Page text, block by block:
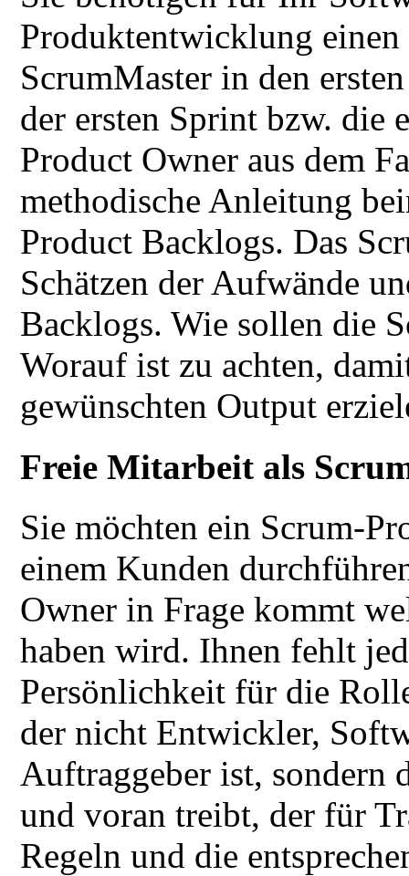
Produktentwicklung einen
ScrumMaster in den
der ersten Sprint bzw. die
Product Owner aus dem
methodische Anleitung
Product Backlogs. Das
Schätzen der Aufwände
Backlogs. Wie sollen die
Worauf ist zu achten,
gewünschten Output
Freie Mitarbeit als
Sie möchten ein Scrum-
einem Kunden
Owner in Frage kommt
haben wird. Ihnen fehlt
Persönlichkeit für die
der nicht Entwickler,
Auftraggeber ist, sondern
und voran treibt, der für
Regeln und die